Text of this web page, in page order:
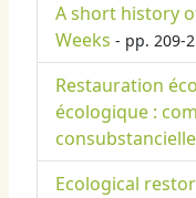
A short history
Weeks - pp. 209-
Restauration
écologique :
Ecological